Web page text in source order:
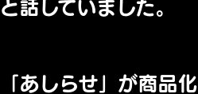
と話していました。
「あしらせ」が商品